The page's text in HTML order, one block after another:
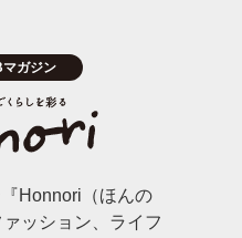
Honnori（ほんの
ッション、ライフ